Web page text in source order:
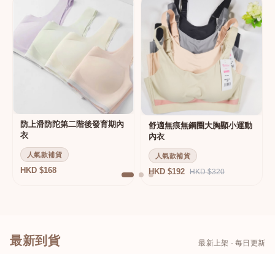
防上滑防陀第二階後發育期內
衣
人氣款補貨
HKD $168
舒適無痕無鋼圈大胸顯小運動
內衣
人氣款補貨
HKD $192 HKD $320
最新到貨 最新上架 · 每日更新